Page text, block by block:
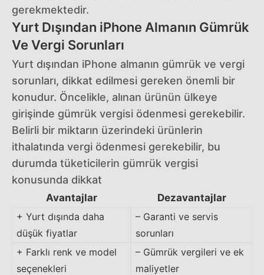
gerekmektedir.
Yurt Dışından iPhone Almanın Gümrük
Ve Vergi Sorunları
Yurt dışından iPhone almanın gümrük ve vergi
sorunları, dikkat edilmesi gereken önemli bir
konudur. Öncelikle, alınan ürünün ülkeye
girişinde gümrük vergisi ödenmesi gerekebilir.
Belirli bir miktarın üzerindeki ürünlerin
ithalatında vergi ödenmesi gerekebilir, bu
durumda tüketicilerin gümrük vergisi
konusunda dikkat
Avantajlar
Dezavantajlar
+ Yurt dışında daha
düşük fiyatlar
– Garanti ve servis
sorunları
+ Farklı renk ve model
seçenekleri
– Gümrük vergileri ve ek
maliyetler